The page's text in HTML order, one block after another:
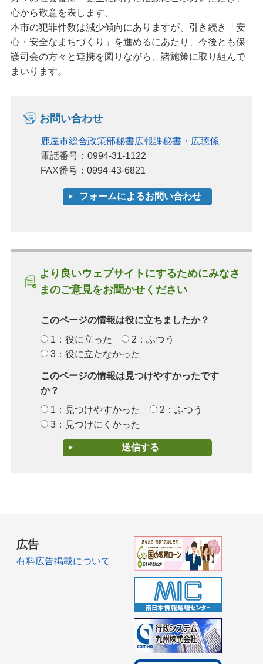
心から敬意を表します。
本市の犯罪件数は減少傾向にありますが、引き続き「安
心・安全なまちづくり」を進めるにあたり、今後とも保
護司会の方々と連携を図りながら、諸施策に取り組んで
まいります。
お問い合わせ
鹿屋市総合政策部秘書広報課秘書・広聴係
電話番号：0994-31-1122
FAX番号：0994-43-6821
より良いウェブサイトにするためにみなさ
まのご意見をお聞かせください
このページの情報は役に立ちましたか？
1：役に立った
2：ふつう
3：役に立たなかった
このページの情報は見つけやすかったです
か？
1：見つけやすかった
2：ふつう
3：見つけにくかった
広告
有料広告掲載について